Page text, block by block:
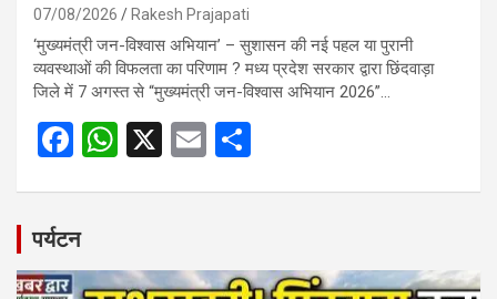
07/08/2026 Rakesh Prajapati
‘मुख्यमंत्री जन-विश्वास अभियान’ – सुशासन की नई पहल या पुरानी
व्यवस्थाओं की विफलता का परिणाम ? मध्य प्रदेश सरकार द्वारा छिंदवाड़ा
जिले में 7 अगस्त से “मुख्यमंत्री जन-विश्वास अभियान 2026”…
F
b
o
W
A
X
E
पर्यटन